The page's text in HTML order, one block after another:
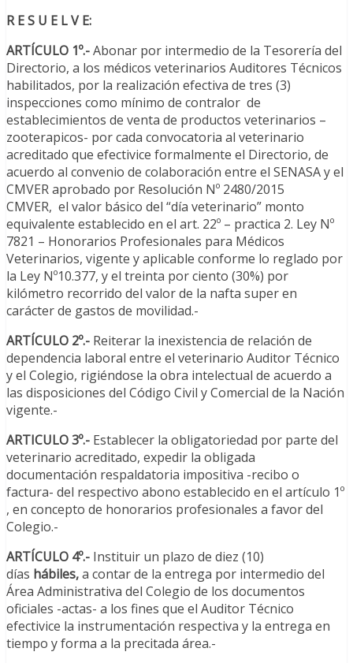
R E S U E L V E:
ARTÍCULO 1º.-Abonar por intermedio de la Tesorería del
Directorio, a los médicos veterinarios Auditores Técnicos
habilitados, por la realización efectiva de tres (3)
inspecciones como mínimo de contralor de
establecimientos de venta de productos veterinarios –
zooterapicos- por cada convocatoria al veterinario
acreditado que efectivice formalmente el Directorio, de
acuerdo al convenio de colaboración entre el SENASA y el
CMVER aprobado por Resolución Nº 2480/2015
CMVER, el valor básico del “día veterinario” monto
equivalente establecido en el art. 22º – practica 2. Ley Nº
7821 – Honorarios Profesionales para Médicos
Veterinarios, vigente y aplicable conforme lo reglado por
la Ley Nº10.377, y el treinta por ciento (30%) por
kilómetro recorrido del valor de la nafta super en
carácter de gastos de movilidad.-
ARTÍCULO 2º.- Reiterar la inexistencia de relación de
dependencia laboral entre el veterinario Auditor Técnico
y el Colegio, rigiéndose la obra intelectual de acuerdo a
las disposiciones del Código Civil y Comercial de la Nación
vigente.-
ARTICULO 3º.- Establecer la obligatoriedad por parte del
veterinario acreditado, expedir la obligada
documentación respaldatoria impositiva -recibo o
factura- del respectivo abono establecido en el artículo 1º
, en concepto de honorarios profesionales a favor del
Colegio.-
ARTÍCULO 4º.- Instituir un plazo de diez (10)
días hábiles,a contar de la entrega por intermedio del
Área Administrativa del Colegio de los documentos
oficiales -actas- a los fines que el Auditor Técnico
efectivice la instrumentación respectiva y la entrega en
tiempo y forma a la precitada área.-